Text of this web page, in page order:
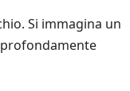
Si immagina un